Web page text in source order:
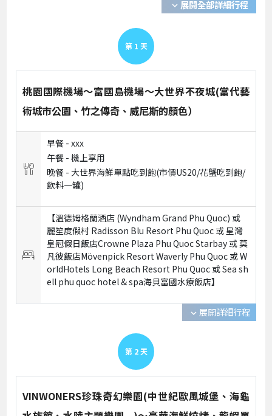
expand_more 展開全部詳細行程
第 1 天
桃園國際機場～富國島機場～大世界不夜城(當代藝
術城市公園、竹之傳奇、威尼斯的顏色）
早餐 -xxx
午餐 -機上享用
晚餐 -大世界海鮮單點吃到飽(市價US20/花蟹吃到飽/
飲料一罐)
【溫德姆格蘭酒店 (Wyndham Grand Phu Quoc) 或
麗笙度假村 Radisson Blu Resort Phu Quoc 或 星灣
皇冠假日飯店Crowne Plaza Phu Quoc Starbay 或 莫
凡彼飯店Mövenpick Resort Waverly Phu Quoc 或 W
orldHotels Long Beach Resort Phu Quoc 或 Sea sh
ell phu quoc hotel & spa海貝富國水療飯店】
expand_more 展開詳細行程
第 2 天
VINWONERS珍珠奇幻樂園(中世紀歐風城堡、海龜